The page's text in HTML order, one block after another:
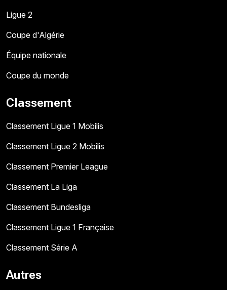
Ligue 2
Coupe d'Algérie
Équipe nationale
Coupe du monde
Classement
Classement Ligue 1 Mobilis
Classement Ligue 2 Mobilis
Classement Premier League
Classement La Liga
Classement Bundesliga
Classement Ligue 1 Française
Classement Série A
Autres